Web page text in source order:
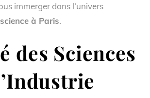
immerger dans l’univers
science à Paris.
des Sciences